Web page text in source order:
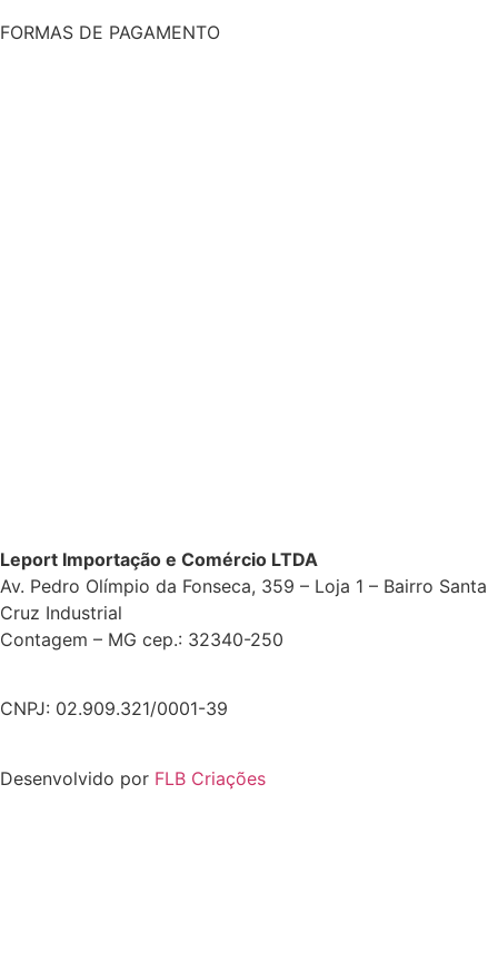
FORMAS DE PAGAMENTO
Leport Importação e Comércio LTDA
Av. Pedro Olímpio da Fonseca, 359 – Loja 1 – Bairro Santa
Cruz Industrial
Contagem – MG cep.: 32340-250
CNPJ: 02.909.321/0001-39
Desenvolvido por FLB Criações